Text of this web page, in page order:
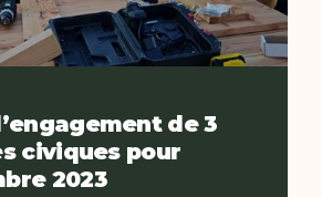
de 3
civiques pour
2023